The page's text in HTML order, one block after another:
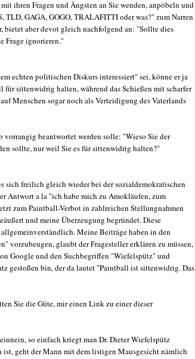
ihren Fragen und Ängsten an Sie wenden, anpöbeln und
GAGA, GOGO, TRALAFITTI oder was?" zum Narren
bietet aber devot gleich nachfolgend an: "Sollte dies
Frage ignorieren."
echten politischen Diskurs interessiert" sei, könne er ja
für sittenwidrig halten, während das Schießen mit scharfer
Menschen sogar noch als Verteidigung des Vaterlands
vorrangig beantwortet werden solle: "Wieso Sie der
sollte, nur weil Sie es für sittenwidrig halten?"
sich freilich gleich wieder bei der sozialdemokratischen
Antwort a la "ich habe mich zu Amokläufen, zum
zum Paintball-Verbot in zahlreichen Stellungnahmen
und meine Überzeugung begründet. Diese
Meine Beiträge haben in den
vorzubeugen, glaubt der Fragesteller erklären zu müssen,
Google und den Suchbegriffen "Wiefelspütz" und
gestoßen bin, der da lautet "Paintball ist sittenwidrig. Das
Sie die Güte, mir einen Link zu einer dieser
so einfach kriegt man Dr. Dieter Wiefelspütz
geht der Mann mit dem listigen Mausgesicht nämlich